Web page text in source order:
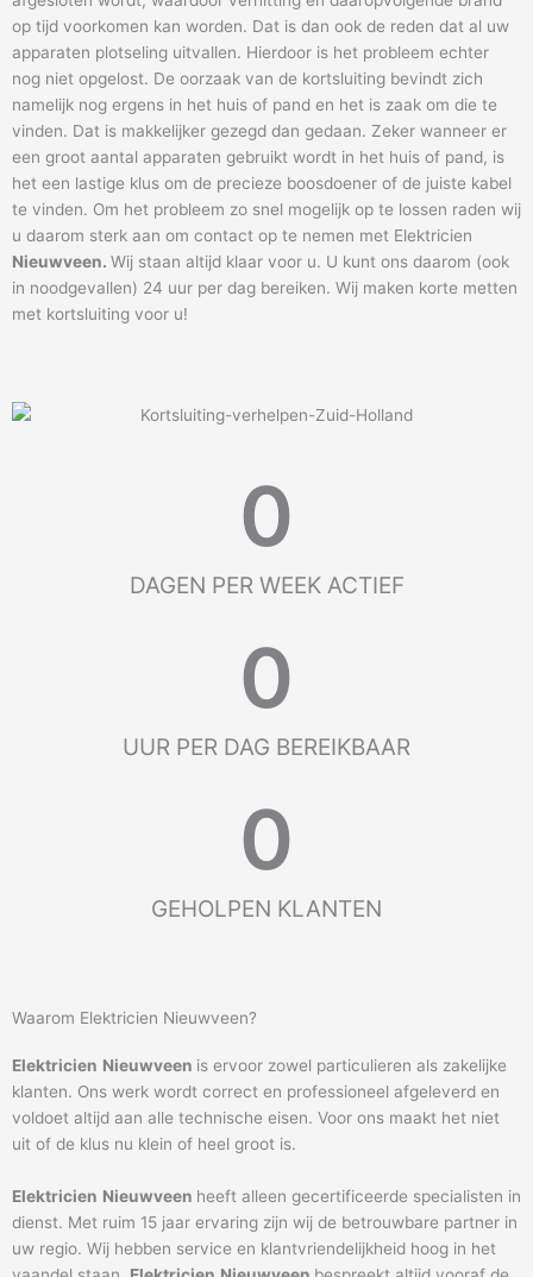
op tijd voorkomen kan worden. Dat is dan ook de reden dat al uw
apparaten plotseling uitvallen. Hierdoor is het probleem echter
nog niet opgelost. De oorzaak van de kortsluiting bevindt zich
namelijk nog ergens in het huis of pand en het is zaak om die te
vinden. Dat is makkelijker gezegd dan gedaan. Zeker wanneer er
een groot aantal apparaten gebruikt wordt in het huis of pand, is
het een lastige klus om de precieze boosdoener of de juiste kabel
te vinden. Om het probleem zo snel mogelijk op te lossen raden wij
u daarom sterk aan om contact op te nemen met Elektricien
Nieuwveen. Wij staan altijd klaar voor u. U kunt ons daarom (ook
in noodgevallen) 24 uur per dag bereiken. Wij maken korte metten
met kortsluiting voor u!
DAGEN PER WEEK ACTIEF
0
UUR PER DAG BEREIKBAAR
0
GEHOLPEN KLANTEN
0
Waarom Elektricien Nieuwveen?
Elektricien Nieuwveen is ervoor zowel particulieren als zakelijke
klanten. Ons werk wordt correct en professioneel afgeleverd en
voldoet altijd aan alle technische eisen. Voor ons maakt het niet
uit of de klus nu klein of heel groot is.
Elektricien Nieuwveen heeft alleen gecertificeerde specialisten in
dienst. Met ruim 15 jaar ervaring zijn wij de betrouwbare partner in
uw regio. Wij hebben service en klantvriendelijkheid hoog in het